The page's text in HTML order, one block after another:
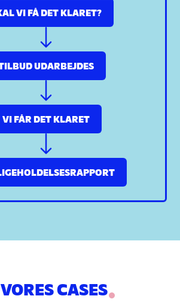
VI FÅ DET KLARET?
UDARBEJDES
VI FÅR DET KLARET
CASES